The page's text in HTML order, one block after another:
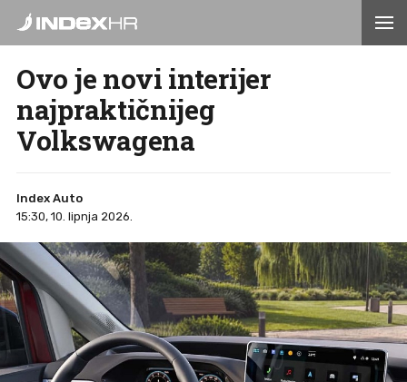
Ovo je novi interijer
najpraktičnijeg
Volkswagena
Index Auto
15:30, 10. lipnja 2026.